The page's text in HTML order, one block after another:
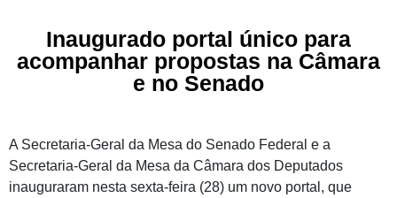
Inaugurado portal único para
acompanhar propostas na Câmara
e no Senado
A Secretaria-Geral da Mesa do Senado Federal e a
Secretaria-Geral da Mesa da Câmara dos Deputados
inauguraram nesta sexta-feira (28) um novo portal, que